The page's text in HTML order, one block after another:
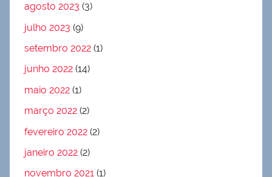
agosto 2023 (3)
julho 2023 (9)
setembro 2022 (1)
junho 2022 (14)
maio 2022 (1)
março 2022 (2)
fevereiro 2022 (2)
janeiro 2022 (2)
novembro 2021 (1)